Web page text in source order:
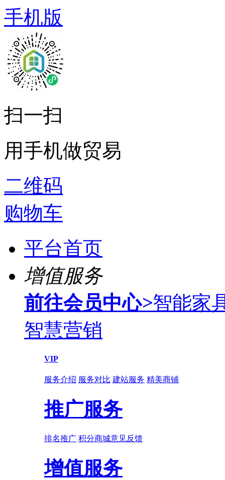
手机版
扫一扫
用手机做贸易
二维码
购物车
平台首页
增值服务
前往会员中心>智能家
智慧营销
VIP
服务介绍 服务对比 建站服务 精美商铺
推广服务
排名推广 积分商城意见反馈
增值服务